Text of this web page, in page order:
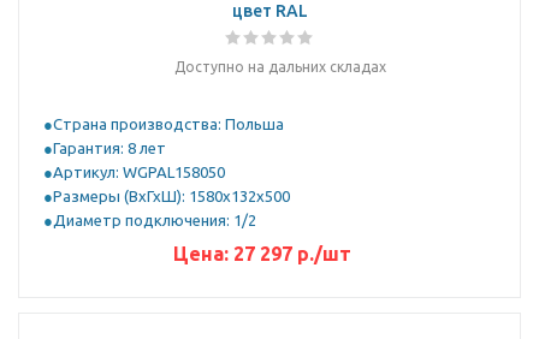
цвет RAL
Доступно на дальних складах
Страна производства: Польша
Гарантия: 8 лет
Артикул: WGPAL158050
Размеры (ВхГхШ): 1580х132х500
Диаметр подключения: 1/2
Цена: 27 297 р./шт